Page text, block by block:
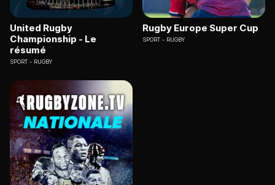
United Rugby
Championship - Le
résumé
SPORT RUGBY
Rugby Europe Super Cup
SPORT RUGBY